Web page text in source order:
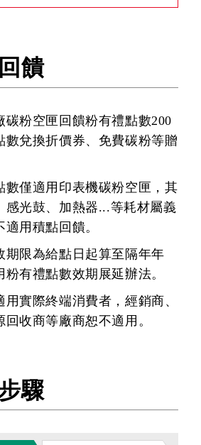
饋
碳粉空匣回饋粉有禮點數200
數兌換折價券、免費碳粉等贈
數僅適用印表機碳粉空匣，其
感光鼓、加熱器...等耗材屬義
用積點回饋。
期限為給點日起算至隔年年
粉有禮點數效期展延辦法。
實際終端消費者，經銷商、
收商等廠商恕不適用。
驟